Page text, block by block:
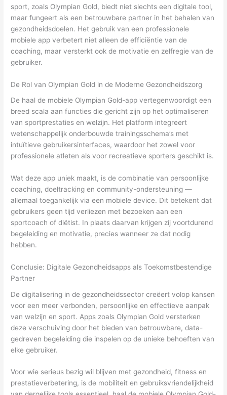
sport, zoals Olympian Gold, biedt niet slechts een digitale tool,
maar fungeert als een betrouwbare partner in het behalen van
gezondheidsdoelen. Het gebruik van een professionele
mobiele app verbetert niet alleen de efficiëntie van de
coaching, maar versterkt ook de motivatie en zelfregie van de
gebruiker.
De Rol van Olympian Gold in de Moderne Gezondheidszorg
De haal de mobiele Olympian Gold-app vertegenwoordigt een
breed scala aan functies die gericht zijn op het optimaliseren
van sportprestaties en welzijn. Het platform integreert
wetenschappelijk onderbouwde trainingsschema’s met
intuïtieve gebruikersinterfaces, waardoor het zowel voor
professionele atleten als voor recreatieve sporters geschikt is.
Wat deze app uniek maakt, is de combinatie van persoonlijke
coaching, doeltracking en community-ondersteuning —
allemaal toegankelijk via een mobiele device. Dit betekent dat
gebruikers geen tijd verliezen met bezoeken aan een
sportcoach of diëtist. In plaats daarvan krijgen zij voortdurend
begeleiding en motivatie, precies wanneer ze dat nodig
hebben.
Conclusie: Digitale Gezondheidsapps als Toekomstbestendige
Partner
De digitalisering in de gezondheidssector creëert volop kansen
voor een meer verbonden, persoonlijke en effectieve aanpak
van welzijn en sport. Apps zoals Olympian Gold versterken
deze verschuiving door het bieden van betrouwbare, data-
gedreven begeleiding die inspelen op de unieke behoeften van
elke gebruiker.
Voor wie serieus bezig wil blijven met gezondheid, fitness en
prestatieverbetering, is de mobiliteit en gebruiksvriendelijkheid